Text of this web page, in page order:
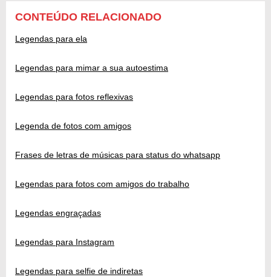
CONTEÚDO RELACIONADO
Legendas para ela
Legendas para mimar a sua autoestima
Legendas para fotos reflexivas
Legenda de fotos com amigos
Frases de letras de músicas para status do whatsapp
Legendas para fotos com amigos do trabalho
Legendas engraçadas
Legendas para Instagram
Legendas para selfie de indiretas